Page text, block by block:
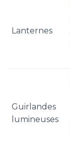
Lanternes
Guirlandes
lumineuses